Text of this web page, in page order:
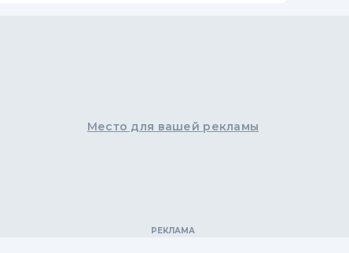
Место для вашей рекламы